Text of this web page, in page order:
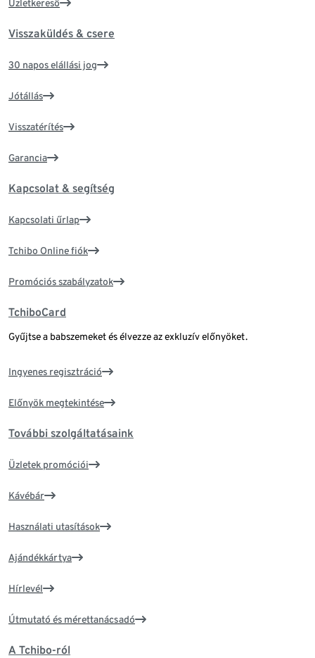
Üzletkereső
Visszaküldés & csere
30 napos elállási jog
Jótállás
Visszatérítés
Garancia
Kapcsolat & segítség
Kapcsolati űrlap
Tchibo Online fiók
Promóciós szabályzatok
TchiboCard
Gyűjtse a babszemeket és élvezze az exkluzív előnyöket.
Ingyenes regisztráció
Előnyök megtekintése
További szolgáltatásaink
Üzletek promóciói
Kávébár
Használati utasítások
Ajándékkártya
Hírlevél
Útmutató és mérettanácsadó
A Tchibo-ról